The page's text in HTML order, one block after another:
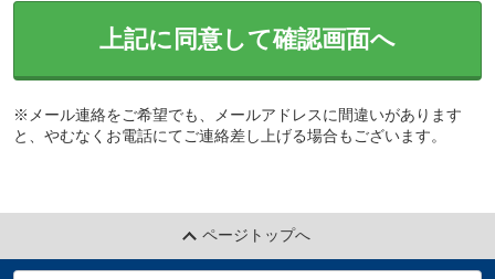
上記に同意して確認画面へ
※メール連絡をご希望でも、メールアドレスに間違いがあります
と、やむなくお電話にてご連絡差し上げる場合もございます。
ページトップへ